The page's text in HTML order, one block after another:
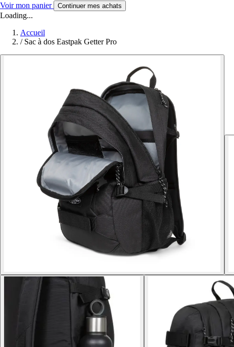
Voir mon panier Continuer mes achats
Loading...
Accueil
/ Sac à dos Eastpak Getter Pro